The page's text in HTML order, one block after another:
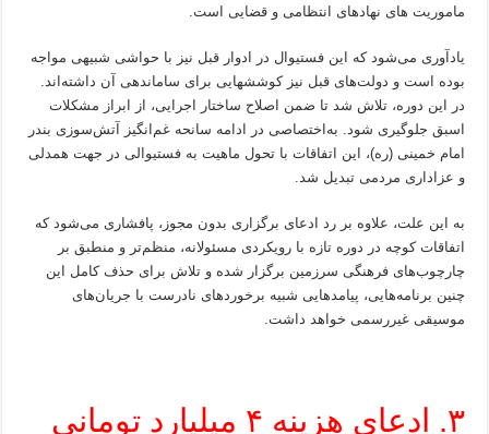
ماموریت های نهادهای انتظامی و قضایی است.
یادآوری می‌شود که این فستیوال در ادوار قبل نیز با حواشی شبیهی مواجه
بوده است و دولت‌های قبل نیز کوششهایی برای ساماندهی آن داشته‌اند.
در این دوره، تلاش شد تا ضمن اصلاح ساختار اجرایی، از ابراز مشکلات
اسبق جلوگیری شود. به‌اختصاصی در ادامه سانحه غم‌انگیز آتش‌سوزی بندر
امام خمینی (ره)، این اتفاقات با تحول ماهیت به فستیوالی در جهت همدلی
و عزاداری مردمی تبدیل شد.
به این علت، علاوه بر رد ادعای برگزاری بدون مجوز، پافشاری می‌شود که
اتفاقات کوچه در دوره تازه با رویکردی مسئولانه، منظم‌تر و منطبق بر
چارچوب‌های فرهنگی سرزمین برگزار شده و تلاش برای حذف کامل این
چنین برنامه‌هایی، پیامدهایی شبیه برخوردهای نادرست با جریان‌های
موسیقی غیررسمی خواهد داشت.
۳. ادعای هزینه ۴ میلیارد تومانی